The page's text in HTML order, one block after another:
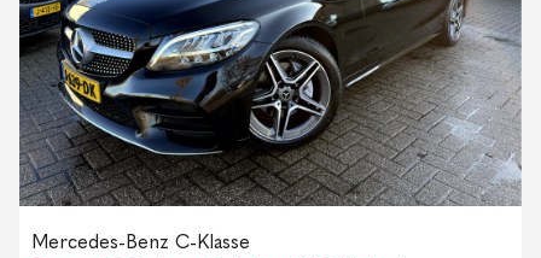
Mercedes-Benz C-Klasse